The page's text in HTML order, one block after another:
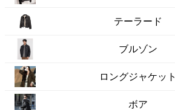
テーラード
ブルゾン
ロングジャケット
ボア